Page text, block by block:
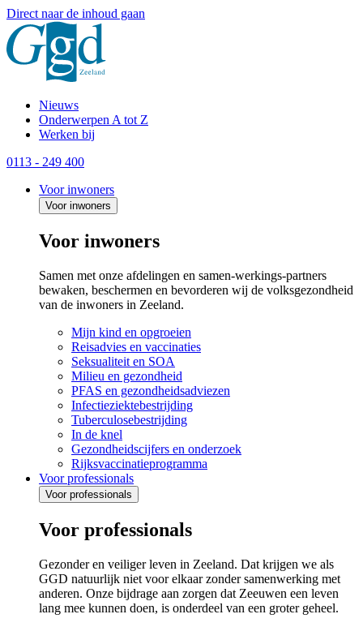
Direct naar de inhoud gaan
Nieuws
Onderwerpen A tot Z
Werken bij
0113 - 249 400
Voor inwoners
Voor inwoners
Voor inwoners
Samen met onze afdelingen en samen-werkings-partners
bewaken, beschermen en bevorderen wij de volksgezondheid
van de inwoners in Zeeland.
Mijn kind en opgroeien
Reisadvies en vaccinaties
Seksualiteit en SOA
Milieu en gezondheid
PFAS en gezondheidsadviezen
Infectieziektebestrijding
Tuberculosebestrijding
In de knel
Gezondheidscijfers en onderzoek
Rijksvaccinatieprogramma
Voor professionals
Voor professionals
Voor professionals
Gezonder en veiliger leven in Zeeland. Dat krijgen we als
GGD natuurlijk niet voor elkaar zonder samenwerking met
anderen. Onze bijdrage aan zorgen dat Zeeuwen een leven
lang mee kunnen doen, is onderdeel van een groter geheel.